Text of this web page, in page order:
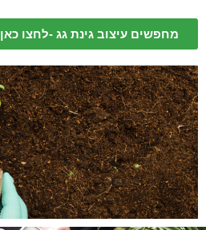
מחפשים עיצוב גינת גג -לחצו כאן